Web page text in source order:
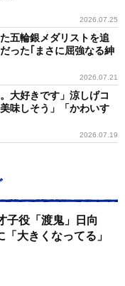
2026.07.25
五輪銀メダリストを追
った｢まさに屈強なる紳
2026.07.21
大好きです」涼しげコ
味しそう」「かわいす
2026.07.19
子役「渡鬼」日向
大きくなってる」